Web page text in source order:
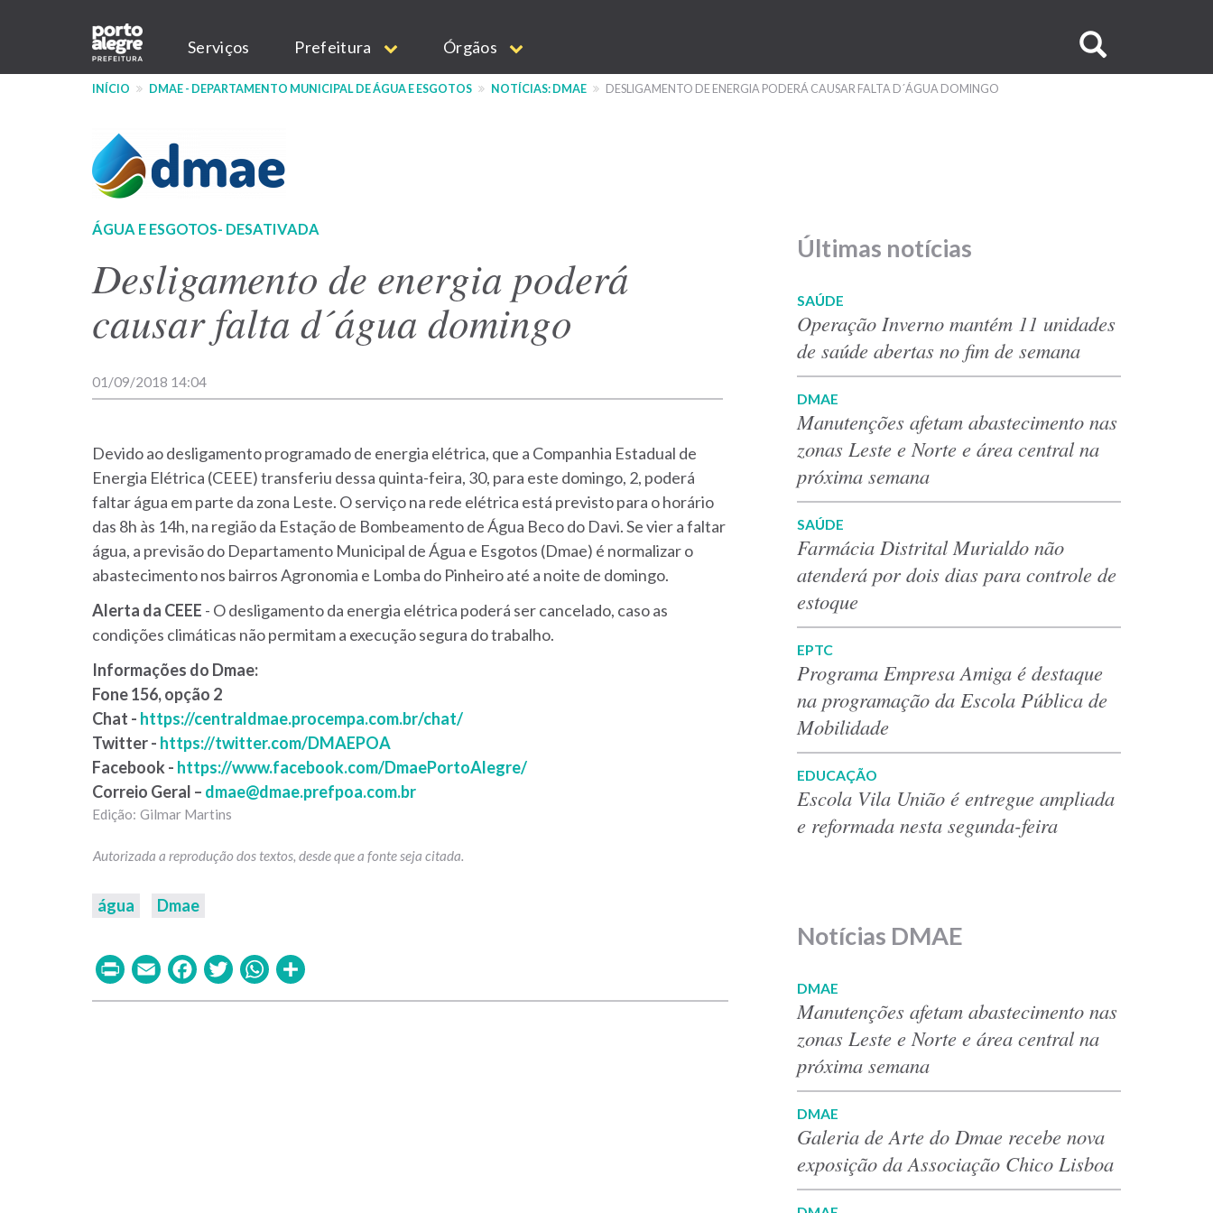
conteúdo
Main
navigation
Serviços Prefeitura Órgãos
no
INÍCIO DMAE - DEPARTAMENTO MUNICIPAL DE ÁGUA E ESGOTOS NOTÍCIAS: DMAE DESLIGAMENTO DE ENERGIA PODERÁ CAUSAR FALTA D´ÁGUA DOMINGO
ÁGUA E ESGOTOS- DESATIVADA
Desligamento de energia poderá
causar falta d´água domingo
01/09/2018 14:04
Devido ao desligamento programado de energia elétrica, que a Companhia Estadual de
Energia Elétrica (CEEE) transferiu dessa quinta-feira, 30, para este domingo, 2, poderá
faltar água em parte da zona Leste. O serviço na rede elétrica está previsto para o horário
das 8h às 14h, na região da Estação de Bombeamento de Água Beco do Davi. Se vier a faltar
água, a previsão do Departamento Municipal de Água e Esgotos (Dmae) é normalizar o
abastecimento nos bairros Agronomia e Lomba do Pinheiro até a noite de domingo.
Alerta da CEEE - O desligamento da energia elétrica poderá ser cancelado, caso as
condições climáticas não permitam a execução segura do trabalho.
Informações do Dmae:
Fone 156, opção 2
Chat - https://centraldmae.procempa.com.br/chat/
Twitter - https://twitter.com/DMAEPOA
Facebook - https://www.facebook.com/DmaePortoAlegre/
Correio Geral – dmae@dmae.prefpoa.com.br
Gilmar Martins
água Dmae
PrintEmailFacebook
TwitterWhatsApp
Últimas notícias
SAÚDE
Operação Inverno mantém 11 unidades
de saúde abertas no fim de semana
DMAE
Manutenções afetam abastecimento nas
zonas Leste e Norte e área central na
próxima semana
SAÚDE
Farmácia Distrital Murialdo não
atenderá por dois dias para controle de
estoque
EPTC
Programa Empresa Amiga é destaque
na programação da Escola Pública de
Mobilidade
EDUCAÇÃO
Escola Vila União é entregue ampliada
e reformada nesta segunda-feira
Notícias DMAE
DMAE
Manutenções afetam abastecimento nas
zonas Leste e Norte e área central na
próxima semana
DMAE
Galeria de Arte do Dmae recebe nova
exposição da Associação Chico Lisboa